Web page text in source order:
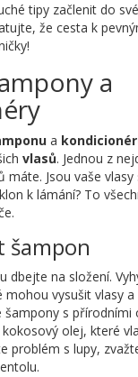
tipy začlenit do
že cesta k
a
a
vlasů. Jednou z
máte. Jsou vaše
k lámání? To
šampon
dbejte na složení.
vysušit vlasy
s přírodními
olej, které
problém s lupy,